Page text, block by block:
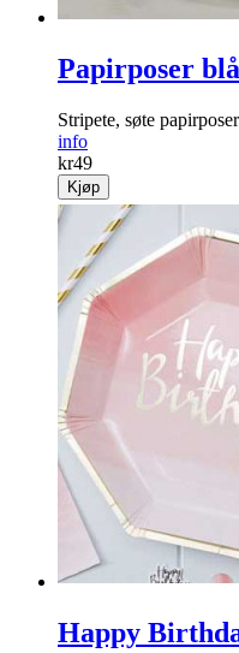
Papirposer blå
Stripete, søte
info
kr49
Kjøp
Happy